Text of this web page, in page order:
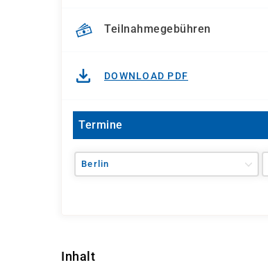
Teilnahmegebühren
DOWNLOAD PDF
Termine
Berlin
Inhalt